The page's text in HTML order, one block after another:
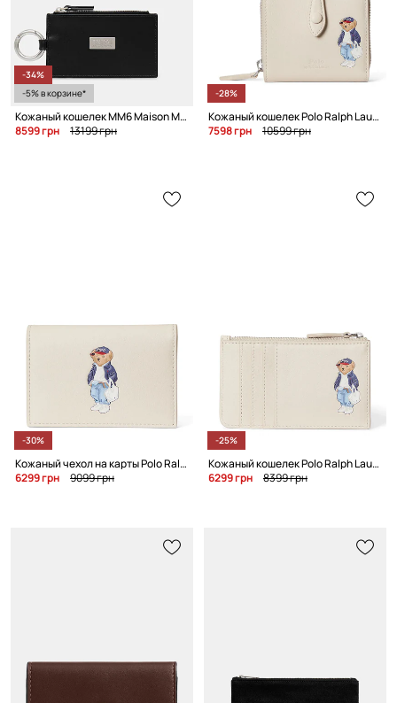
-34%
-5% в корзине*
Кожаный кошелек MM6 Maison Margiela
8599 грн
13199 грн
-28%
Кожаный кошелек Polo Ralph Lauren
7598 грн
10599 грн
-30%
Кожаный чехол на карты Polo Ralph Lauren
6299 грн
9099 грн
-25%
Кожаный кошелек Polo Ralph Lauren
6299 грн
8399 грн